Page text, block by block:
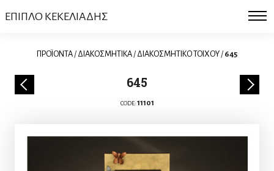
ΕΠΙΠΛΟ ΚΕΚΕΛΙΑΔΗΣ
ΠΡΟΪΟΝΤΑ / ΔΙΑΚΟΣΜΗΤΙΚΑ / ΔΙΑΚΟΣΜΗΤΙΚΟ ΤΟΙΧΟΥ / 645
645
CODE: 11101